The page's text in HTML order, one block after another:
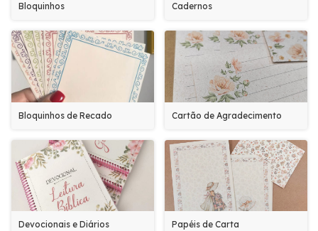
Bloquinhos Cadernos
Bloquinhos de Recado Cartão de Agradecimento
Devocionais e Diários Papéis de Carta